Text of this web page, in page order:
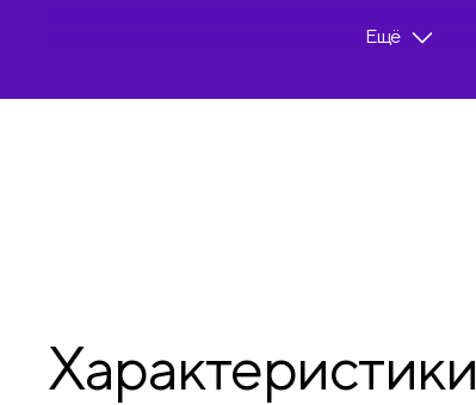
• Материал корпуса: пластик;
• Цвет корпуса: жёлтый;
Ещё
Характеристики